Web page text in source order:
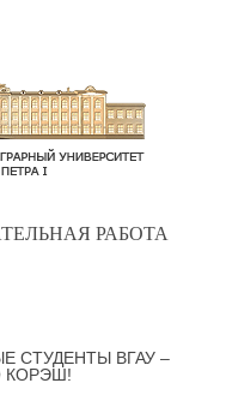
РАБОТА
СТУДЕНТЫ ВГАУ –
КОРЭШ!